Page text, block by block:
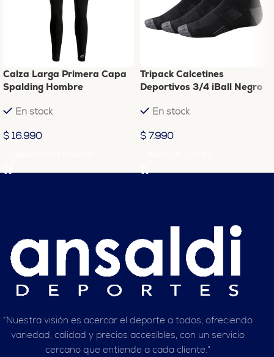
Calza Larga Primera Capa
Spalding Hombre
En stock
$ 16.990
Tripack Calcetines
Deportivos 3/4 iBall Negro
En stock
$ 7.990
“Nuestra visión es acercar el deporte a todos, ofreciendo
variedad, calidad y precios accesibles, con un servicio
cercano que entiende a cada cliente.”